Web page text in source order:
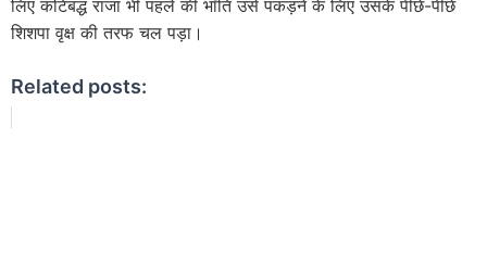
लिए कटिबद्ध राजा भी पहले की भाँति उसे पकड़ने के लिए उसके पीछे-पीछे
शिशपा वृक्ष की तरफ चल पड़ा।
Related posts: